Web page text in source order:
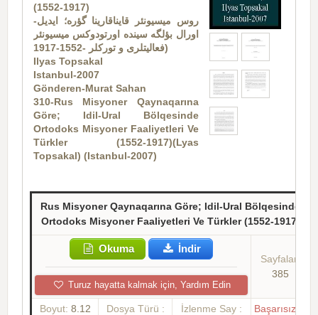
(1552-1917)
روس میسیونئر قایناقارینا گؤره؛ ایدیل-
اورال بؤلگه سینده اورتودوکس میسیونئر
فعالیتلری و تورکلر -1552-1917)
Ilyas Topsakal
Istanbul-2007
Gönderen-Murat Sahan
310-Rus Misyoner Qaynaqarına
Göre; Idil-Ural Bölqesinde
Ortodoks Misyoner Faaliyetleri Ve
Türkler (1552-1917)(Lyas
Topsakal) (Istanbul-2007)
Rus Misyoner Qaynaqarına Göre; Idil-Ural Bölqesinde
Ortodoks Misyoner Faaliyetleri Ve Türkler (1552-1917)
Okuma İndir
Turuz hayatta kalmak için, Yardım Edin
Sayfalar:
385
Boyut: 8.12
Dosya Türü :
İzlenme Say :
Başarısızlık